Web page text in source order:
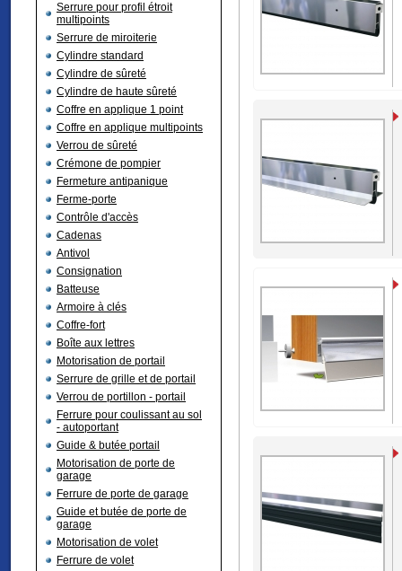
Serrure pour profil étroit
multipoints
Serrure de miroiterie
Cylindre standard
Cylindre de sûreté
Cylindre de haute sûreté
Coffre en applique 1 point
Coffre en applique multipoints
Verrou de sûreté
Crémone de pompier
Fermeture antipanique
Ferme-porte
Contrôle d'accès
Cadenas
Antivol
Consignation
Batteuse
Armoire à clés
Coffre-fort
Boîte aux lettres
Motorisation de portail
Serrure de grille et de portail
Verrou de portillon - portail
Ferrure pour coulissant au sol
- autoportant
Guide & butée portail
Motorisation de porte de
garage
Ferrure de porte de garage
Guide et butée de porte de
garage
Motorisation de volet
Ferrure de volet